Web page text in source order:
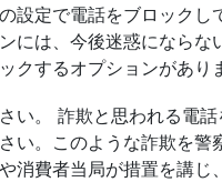
設定で電話をブロックし
には、今後迷惑にならな
クするオプションがあり
い。 詐欺と思われる電
い。このような詐欺を警
消費者当局が措置を講じ